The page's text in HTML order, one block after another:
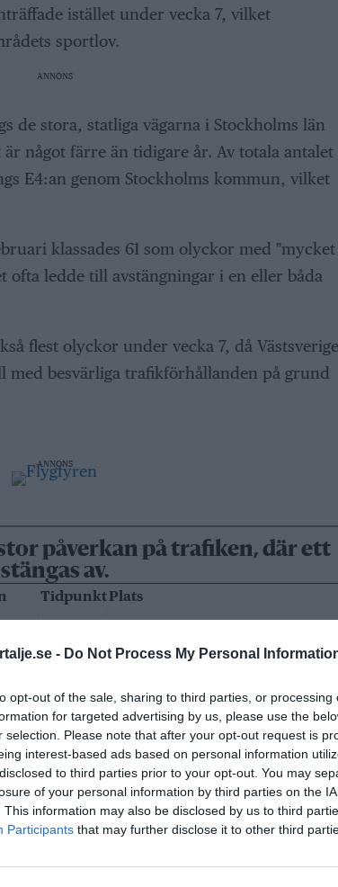
- Do Not Process My Personal
opt-out of the sale, sharing to third parties, or processing
for targeted advertising by us, please use the
selection. Please note that after your opt-out request is
interest-based ads based on personal information
to third parties prior to your opt-out. You may
of your personal information by third parties on the
This information may also be disclosed by us to third
Participants that may further disclose it to other third
istället under vecka 7, vilket
sportlov.
ANNONS
de stora, statliga vägarna i Stockholms län
något färre än tidigare år. Av totala antalet
E4:an genom Stockholms kommun, vilket
klassades 61 som olyckor med "mycket
ofta ledde till avstängningar i en eller båda
flest olyckor under vecka 7, då Västsverige
med besvärliga trafikförhållanden på grund
ANNONS
påverkan på trafiken, där ett
av.
TidpunktPlats
feb.,
Huddingevägen/Glömstavägen till
mot Stockholm
on 26
feb.,
9.42
Södra Länken Hammarbytunneln
påfart Åbyvägen, Väg 75b 01,585
Åbyvägspåfarten/
on 26
9.42
Väg 75 vid Hammarbytunneln -